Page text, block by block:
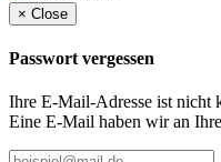
× Close
Passwort vergessen
Ihre E-Mail-Adresse ist nicht
Eine E-Mail haben wir an